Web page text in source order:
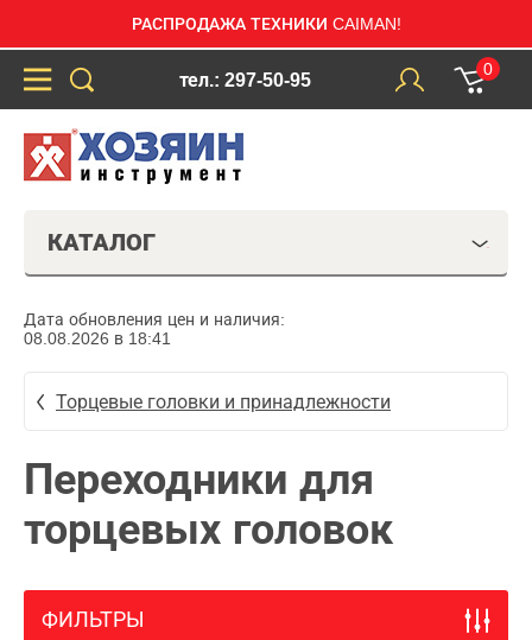
РАСПРОДАЖА ТЕХНИКИ CAIMAN!
тел.: 297-50-95
0
КАТАЛОГ
Дата обновления цен и наличия:
08.08.2026 в 18:41
Торцевые головки и принадлежности
Переходники для
торцевых головок
ФИЛЬТРЫ